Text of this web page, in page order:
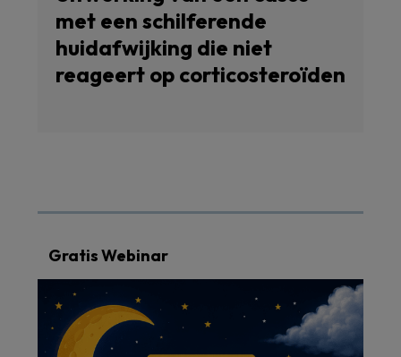
met een schilferende
huidafwijking die niet
reageert op corticosteroïden
Gratis Webinar